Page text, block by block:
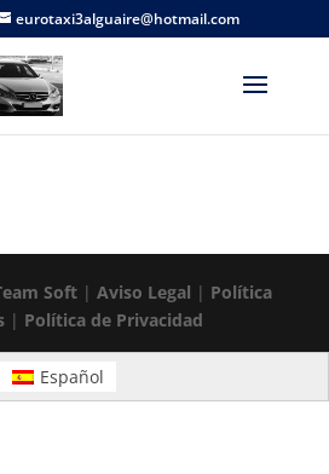
eurotaxi3alguaire@hotmail.com
Soft| Aviso Legal | Política
| Política de Privacidad
Español